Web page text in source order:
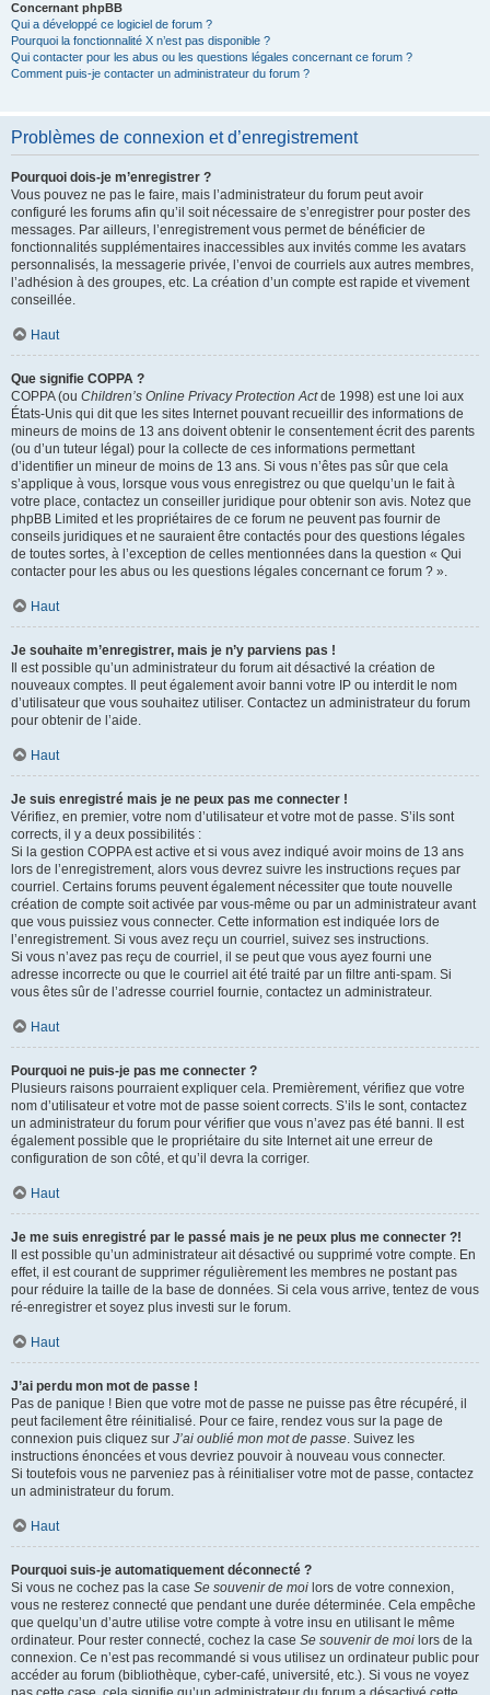
Concernant phpBB
Qui a développé ce logiciel de forum ?
Pourquoi la fonctionnalité X n’est pas disponible ?
Qui contacter pour les abus ou les questions légales concernant ce forum ?
Comment puis-je contacter un administrateur du forum ?
Problèmes de connexion et d’enregistrement
Pourquoi dois-je m’enregistrer ?
Vous pouvez ne pas le faire, mais l’administrateur du forum peut avoir
configuré les forums afin qu’il soit nécessaire de s’enregistrer pour poster des
messages. Par ailleurs, l’enregistrement vous permet de bénéficier de
fonctionnalités supplémentaires inaccessibles aux invités comme les avatars
personnalisés, la messagerie privée, l’envoi de courriels aux autres membres,
l’adhésion à des groupes, etc. La création d’un compte est rapide et vivement
conseillée.
Haut
Que signifie COPPA ?
COPPA (ou Children’s Online Privacy Protection Actde 1998) est une loi aux
États-Unis qui dit que les sites Internet pouvant recueillir des informations de
mineurs de moins de 13 ans doivent obtenir le consentement écrit des parents
(ou d’un tuteur légal) pour la collecte de ces informations permettant
d’identifier un mineur de moins de 13 ans. Si vous n’êtes pas sûr que cela
s’applique à vous, lorsque vous vous enregistrez ou que quelqu’un le fait à
votre place, contactez un conseiller juridique pour obtenir son avis. Notez que
phpBB Limited et les propriétaires de ce forum ne peuvent pas fournir de
conseils juridiques et ne sauraient être contactés pour des questions légales
de toutes sortes, à l’exception de celles mentionnées dans la question « Qui
contacter pour les abus ou les questions légales concernant ce forum ? ».
Haut
Je souhaite m’enregistrer, mais je n’y parviens pas !
Il est possible qu’un administrateur du forum ait désactivé la création de
nouveaux comptes. Il peut également avoir banni votre IP ou interdit le nom
d’utilisateur que vous souhaitez utiliser. Contactez un administrateur du forum
pour obtenir de l’aide.
Haut
Je suis enregistré mais je ne peux pas me connecter !
Vérifiez, en premier, votre nom d’utilisateur et votre mot de passe. S’ils sont
corrects, il y a deux possibilités :
Si la gestion COPPA est active et si vous avez indiqué avoir moins de 13 ans
lors de l’enregistrement, alors vous devrez suivre les instructions reçues par
courriel. Certains forums peuvent également nécessiter que toute nouvelle
création de compte soit activée par vous-même ou par un administrateur avant
que vous puissiez vous connecter. Cette information est indiquée lors de
l’enregistrement. Si vous avez reçu un courriel, suivez ses instructions.
Si vous n’avez pas reçu de courriel, il se peut que vous ayez fourni une
adresse incorrecte ou que le courriel ait été traité par un filtre anti-spam. Si
vous êtes sûr de l’adresse courriel fournie, contactez un administrateur.
Haut
Pourquoi ne puis-je pas me connecter ?
Plusieurs raisons pourraient expliquer cela. Premièrement, vérifiez que votre
nom d’utilisateur et votre mot de passe soient corrects. S’ils le sont, contactez
un administrateur du forum pour vérifier que vous n’avez pas été banni. Il est
également possible que le propriétaire du site Internet ait une erreur de
configuration de son côté, et qu’il devra la corriger.
Haut
Je me suis enregistré par le passé mais je ne peux plus me connecter ?!
Il est possible qu’un administrateur ait désactivé ou supprimé votre compte. En
effet, il est courant de supprimer régulièrement les membres ne postant pas
pour réduire la taille de la base de données. Si cela vous arrive, tentez de vous
ré-enregistrer et soyez plus investi sur le forum.
Haut
J’ai perdu mon mot de passe !
Pas de panique ! Bien que votre mot de passe ne puisse pas être récupéré, il
peut facilement être réinitialisé. Pour ce faire, rendez vous sur la page de
connexion puis cliquez sur J’ai oublié mon mot de passe. Suivez les
instructions énoncées et vous devriez pouvoir à nouveau vous connecter.
Si toutefois vous ne parveniez pas à réinitialiser votre mot de passe, contactez
un administrateur du forum.
Haut
Pourquoi suis-je automatiquement déconnecté ?
Si vous ne cochez pas la case Se souvenir de moi lors de votre connexion,
vous ne resterez connecté que pendant une durée déterminée. Cela empêche
que quelqu’un d’autre utilise votre compte à votre insu en utilisant le même
ordinateur. Pour rester connecté, cochez la case Se souvenir de moi lors de la
connexion. Ce n’est pas recommandé si vous utilisez un ordinateur public pour
accéder au forum (bibliothèque, cyber-café, université, etc.). Si vous ne voyez